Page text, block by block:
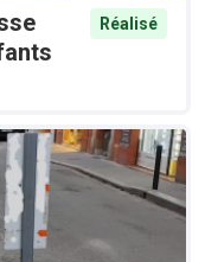
Réalisé